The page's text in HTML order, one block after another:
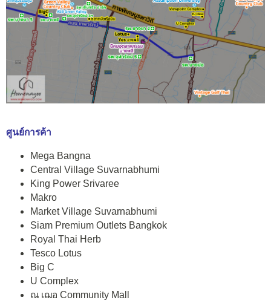
ศูนย์การค้า
Mega Bangna
Central Village Suvarnabhumi
King Power Srivaree
Makro
Market Village Suvarnabhumi
Siam Premium Outlets Bangkok
Royal Thai Herb
Tesco Lotus
Big C
U Complex
ณ เฌอ Community Mall